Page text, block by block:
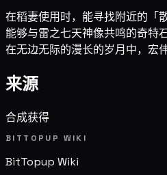
在稻妻使用时，能寻找附近的「
能够与雷之七天神像共鸣的奇特
在无边无际的漫长的岁月中，宏
来源
合成获得
BITTOPUP WIKI
BitTopup Wiki